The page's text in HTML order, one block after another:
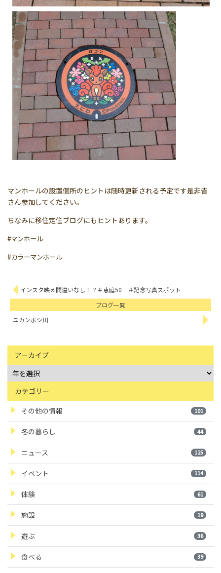
マンホールの設置個所のヒントは随時更新される予定です是非皆
さん参加してください。
ちなみに移住定住ブログにもヒントあります。
#マンホール
#カラーマンホール
インスタ映え間違いなし！？＃恵庭50 ＃記念写真スポット
ブログ一覧
ユカンボシ川
アーカイブ
カテゴリー
その他の情報 101
冬の暮らし 44
ニュース 125
イベント 114
体験 61
施設 19
遊ぶ 36
食べる 39